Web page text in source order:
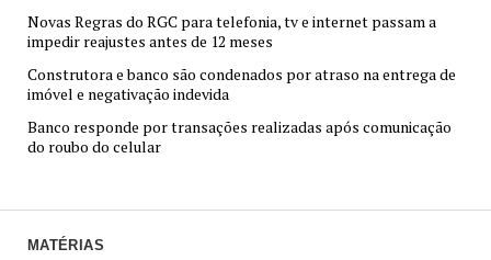
Novas Regras do RGC para telefonia, tv e internet passam a
impedir reajustes antes de 12 meses
Construtora e banco são condenados por atraso na entrega de
imóvel e negativação indevida
Banco responde por transações realizadas após comunicação
do roubo do celular
MATÉRIAS